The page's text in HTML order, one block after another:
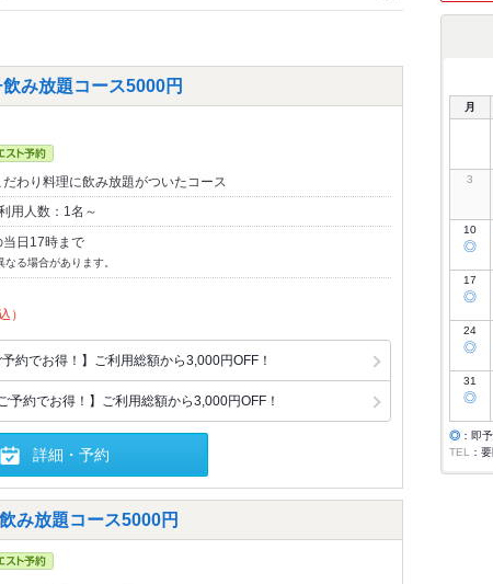
み放題コース5000円
わり料理に飲み放題がついたコース
用人数：1名～
日17時まで
る場合があります。
）
約でお得！】ご利用総額から3,000円OFF！
予約でお得！】ご利用総額から3,000円OFF！
詳細・予約
み放題コース5000円
月
3
10
◎
17
◎
24
◎
31
◎
◎ ：即
TEL
：